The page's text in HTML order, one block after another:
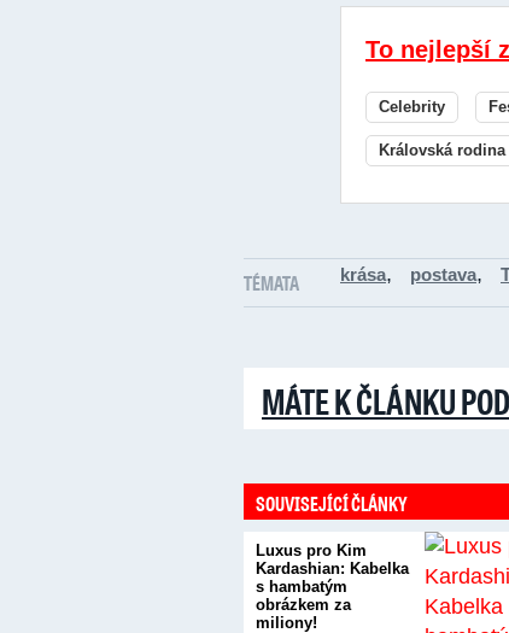
To nejlepší
Celebrity
Královská rodina
TÉMATA krása, postava,
MÁTE K ČLÁNKU
SOUVISEJÍCÍ ČLÁNKY
Luxus pro Kim
Kardashian: Kabelka
s hambatým
obrázkem za
miliony!